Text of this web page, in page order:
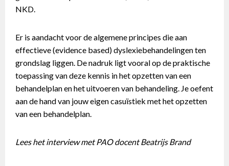
NKD.
Er is aandacht voor de algemene principes die aan
effectieve (evidence based) dyslexiebehandelingen ten
grondslag liggen. De nadruk ligt vooral op de praktische
toepassing van deze kennis in het opzetten van een
behandelplan en het uitvoeren van behandeling. Je oefent
aan de hand van jouw eigen casuïstiek met het opzetten
van een behandelplan.
Lees het interview met PAO docent Beatrijs Brand